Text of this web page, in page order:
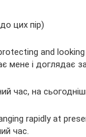
цих пір)
and
мене і доглядає
час, на
rapidly at
час.